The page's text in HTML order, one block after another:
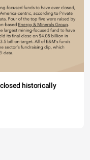
historically